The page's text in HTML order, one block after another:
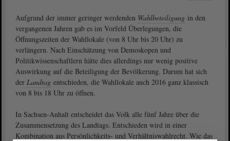
Aufgrund der immer geringer werdenden Wahlbeteiligung in den
vergangenen Jahren gab es im Vorfeld Überlegungen, die
Öffnungszeiten der Wahllokale (von 8 Uhr bis 20 Uhr) zu
verlängern. Nach Einschätzung von Demoskopen und
Politikwissenschaftlern hätte dies allerdings nur wenig positive
Auswirkung auf die Beteiligung der Bevölkerung. Darum hat sich
der Landtag entschieden, die Wahllokale auch 2016 ganz klassisch
von 8 bis 18 Uhr zu öffnen.
In Sachsen-Anhalt entscheidet das Volk alle fünf Jahre über die
Zusammensetzung des Landtags. Entschieden wird in einer
Kombination aus Persönlichkeits- und Verhältniswahlrecht. Wie das